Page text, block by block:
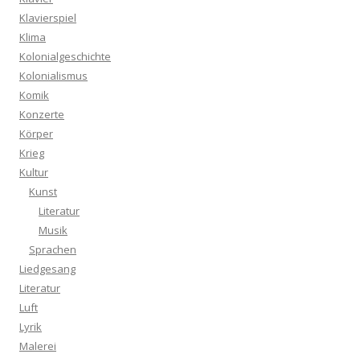
Klavierspiel
Klima
Kolonialgeschichte
Kolonialismus
Komik
Konzerte
Körper
Krieg
Kultur
Kunst
Literatur
Musik
Sprachen
Liedgesang
Literatur
Luft
Lyrik
Malerei